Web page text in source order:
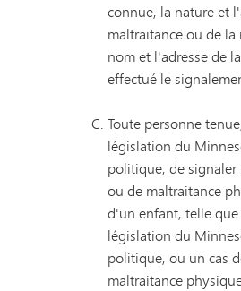
connue, la nature et
maltraitance ou de
nom et l'adresse de
effectué le
Toute personne
législation du
politique, de
ou de maltraitance
d'un enfant, telle
législation du
politique, ou un cas
maltraitance